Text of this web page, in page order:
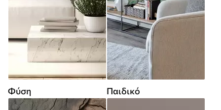
Φύση Παιδικό